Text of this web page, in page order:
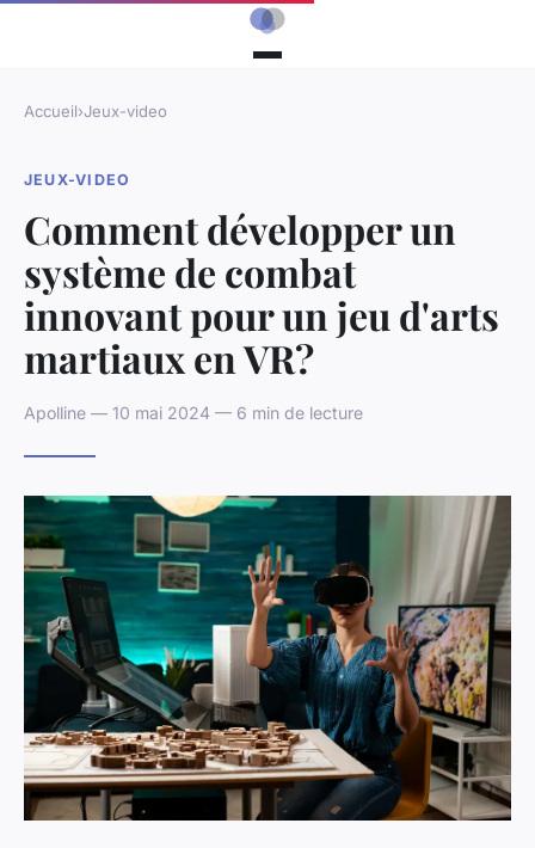
Accueil›Jeux-video
JEUX-VIDEO
Comment développer un
système de combat
innovant pour un jeu d'arts
martiaux en VR?
Apolline — 10 mai 2024 — 6 min de lecture